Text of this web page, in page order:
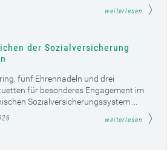
weiterlesen
der Sozialversicherung
fünf Ehrennadeln und drei
für besonderes Engagement im
Sozialversicherungssystem ...
weiterlesen